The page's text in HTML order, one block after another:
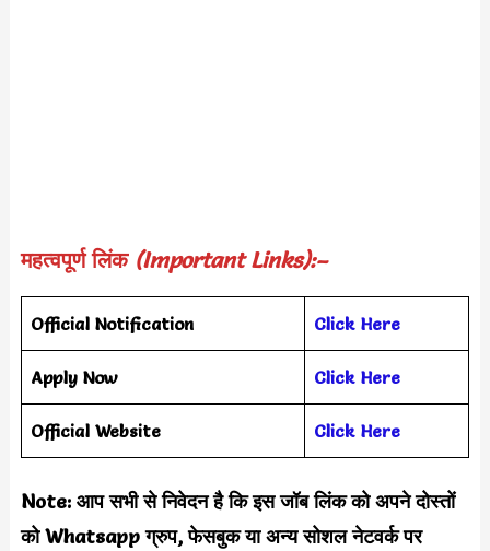
महत्वपूर्ण लिंक (Important Links):–
Official Notification Click Here
Apply Now Click Here
Official Website Click Here
Note: आप सभी से निवेदन है कि इस जॉब लिंक को अपने दोस्तों
को Whatsapp ग्रुप, फेसबुक या अन्य सोशल नेटवर्क पर